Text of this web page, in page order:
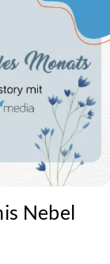
Nebel